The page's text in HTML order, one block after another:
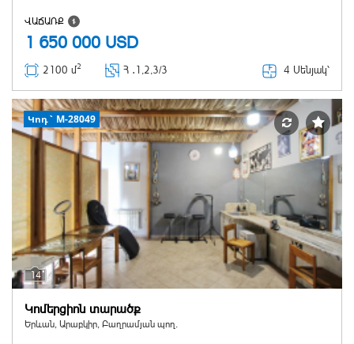
ՎԱՃԱՌՔ
1 650 000 USD
2100 մ2 Հ ․ 1,2,3/3 4 Սենյակ՝
14
Կոդ` M-28049
Կոմերցիոն տարածք
Երևան, Արաբկիր, Բաղրամյան պող.